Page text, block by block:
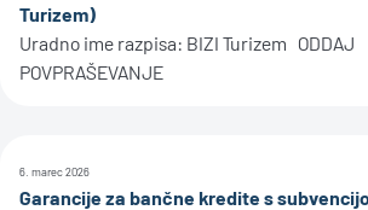
Turizem)
Uradno ime razpisa: BIZI Turizem ODDAJ
POVPRAŠEVANJE
6. marec 2026
Garancije za bančne kredite s